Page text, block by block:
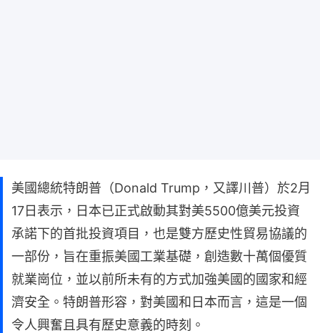
美國總統特朗普（Donald Trump，又譯川普）於2月
17日表示，日本已正式啟動其對美5500億美元投資
承諾下的首批投資項目，也是雙方歷史性貿易協議的
一部份，旨在重振美國工業基礎，創造數十萬個優質
就業崗位，並以前所未有的方式加強美國的國家和經
濟安全。特朗普形容，對美國和日本而言，這是一個
令人興奮且具有歷史意義的時刻。